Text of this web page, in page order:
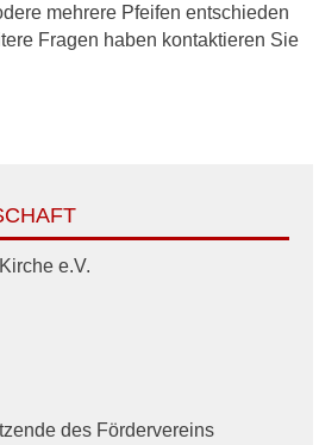
mehrere Pfeifen entschieden
Fragen haben kontaktieren Sie
e.V.
des Fördervereins